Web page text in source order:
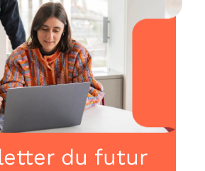
du futur